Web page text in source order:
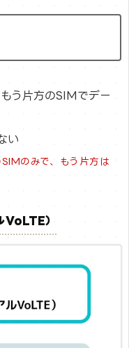
う片方のSIMでデー
い
のみで、もう片方は
VoLTE）